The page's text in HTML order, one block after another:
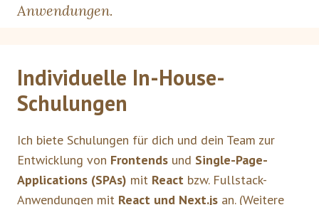
Anwendungen.
Individuelle In-House-
Schulungen
Ich biete Schulungen für dich und dein Team zur
Entwicklung von Frontends und Single-Page-
Applications (SPAs) mit React bzw. Fullstack-
Anwendungen mit React und Next.js an. (Weitere